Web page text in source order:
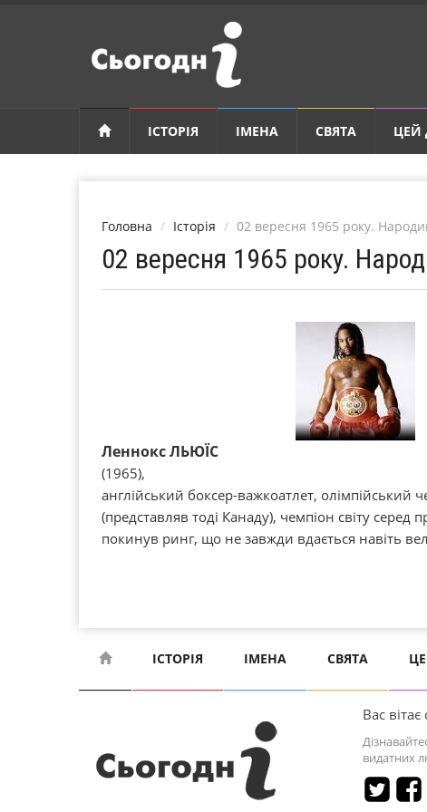
ІСТОРІЯ ІМЕНА СВЯТА ЦЕЙ
Головна Історія 02 вересня 1965 року.
02 вересня 1965 року.
Леннокс ЛЬЮЇС
(1965),
англійський боксер-важкоатлет, олімпійський
(представляв тоді Канаду), чемпіон світу серед
покинув ринг, що не завжди вдається навіть
ІСТОРІЯ ІМЕНА СВЯТА
Вас вітає
видатних